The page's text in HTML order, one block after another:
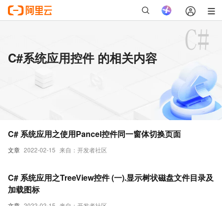
C#系统应用控件 的相关内容
文章 2022-02-15 来自：开发者社区
C# 系统应用之使用Pancel控件同一窗体切换页面
C# 系统应用之TreeView控件 (一).显示树状磁盘文件目录及
加载图标